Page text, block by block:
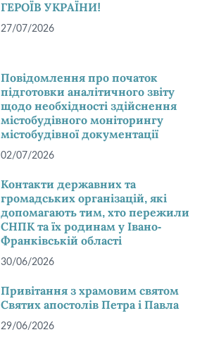
ГЕРОЇВ УКРАЇНИ!
27/07/2026
Повідомлення про початок
підготовки аналітичного звіту
щодо необхідності здійснення
містобудівного моніторингу
містобудівної документації
02/07/2026
Контакти державних та
громадських організацій, які
допомагають тим, хто пережили
СНПК та їх родинам у Івано-
Франківській області
30/06/2026
Привітання з храмовим святом
Святих апостолів Петра і Павла
29/06/2026